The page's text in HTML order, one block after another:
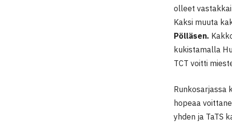
olleet
Kaksi muuta
Pölläsen.
kukistamalla
TCT voitti
Runkosarjassa
hopeaa
yhden ja TaTS